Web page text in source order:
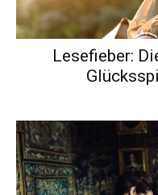
Lesefieber: